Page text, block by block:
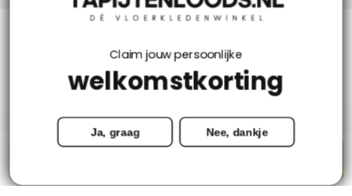
Mijn account
Categorieën
Contact
Claim jouw persoonlijke
welkomstkorting
Ja, graag Nee, dankje